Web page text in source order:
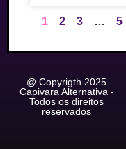
1 2 3 … 5
@ Copyrigth 2025
Capivara Alternativa -
Todos os direitos
reservados